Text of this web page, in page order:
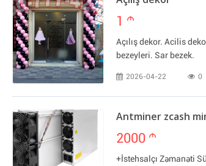
1 m
Açılış dekor. Acilis
bezeyleri. Sar bezek.
2026-04-22 0
Antminer zcash
2000 m
+İstehsalçı Zəmanəti